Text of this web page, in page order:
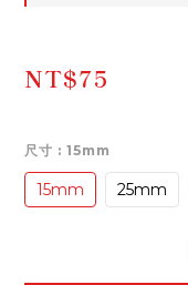
NT$75
尺寸 : 15mm
15mm 25mm